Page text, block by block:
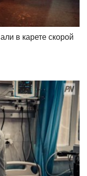
в карете скорой